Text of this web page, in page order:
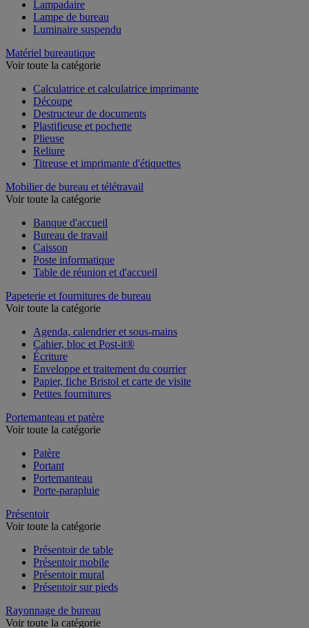
Lampadaire
Lampe de bureau
Matériel bureautique
Calculatrice et calculatrice imprimante
Découpe
Destructeur de documents
Plastifieuse et pochette
Plieuse
Reliure
Mobilier de bureau et télétravail
Banque d'accueil
Bureau de travail
Caisson
Poste informatique
Papeterie et fournitures de bureau
Agenda, calendrier et sous-mains
Cahier, bloc et Post-it®
Écriture
Enveloppe et traitement du courrier
Papier, fiche Bristol et carte de visite
Portemanteau et patère
Patère
Portant
Portemanteau
Présentoir
Présentoir de table
Présentoir mobile
Présentoir mural
Rayonnage de bureau